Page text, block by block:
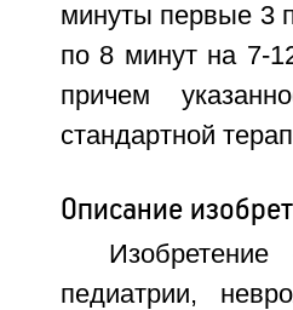
минуты первые 3
по 8 минут на 7-
причем
стандартной
Описание
педиатрии,